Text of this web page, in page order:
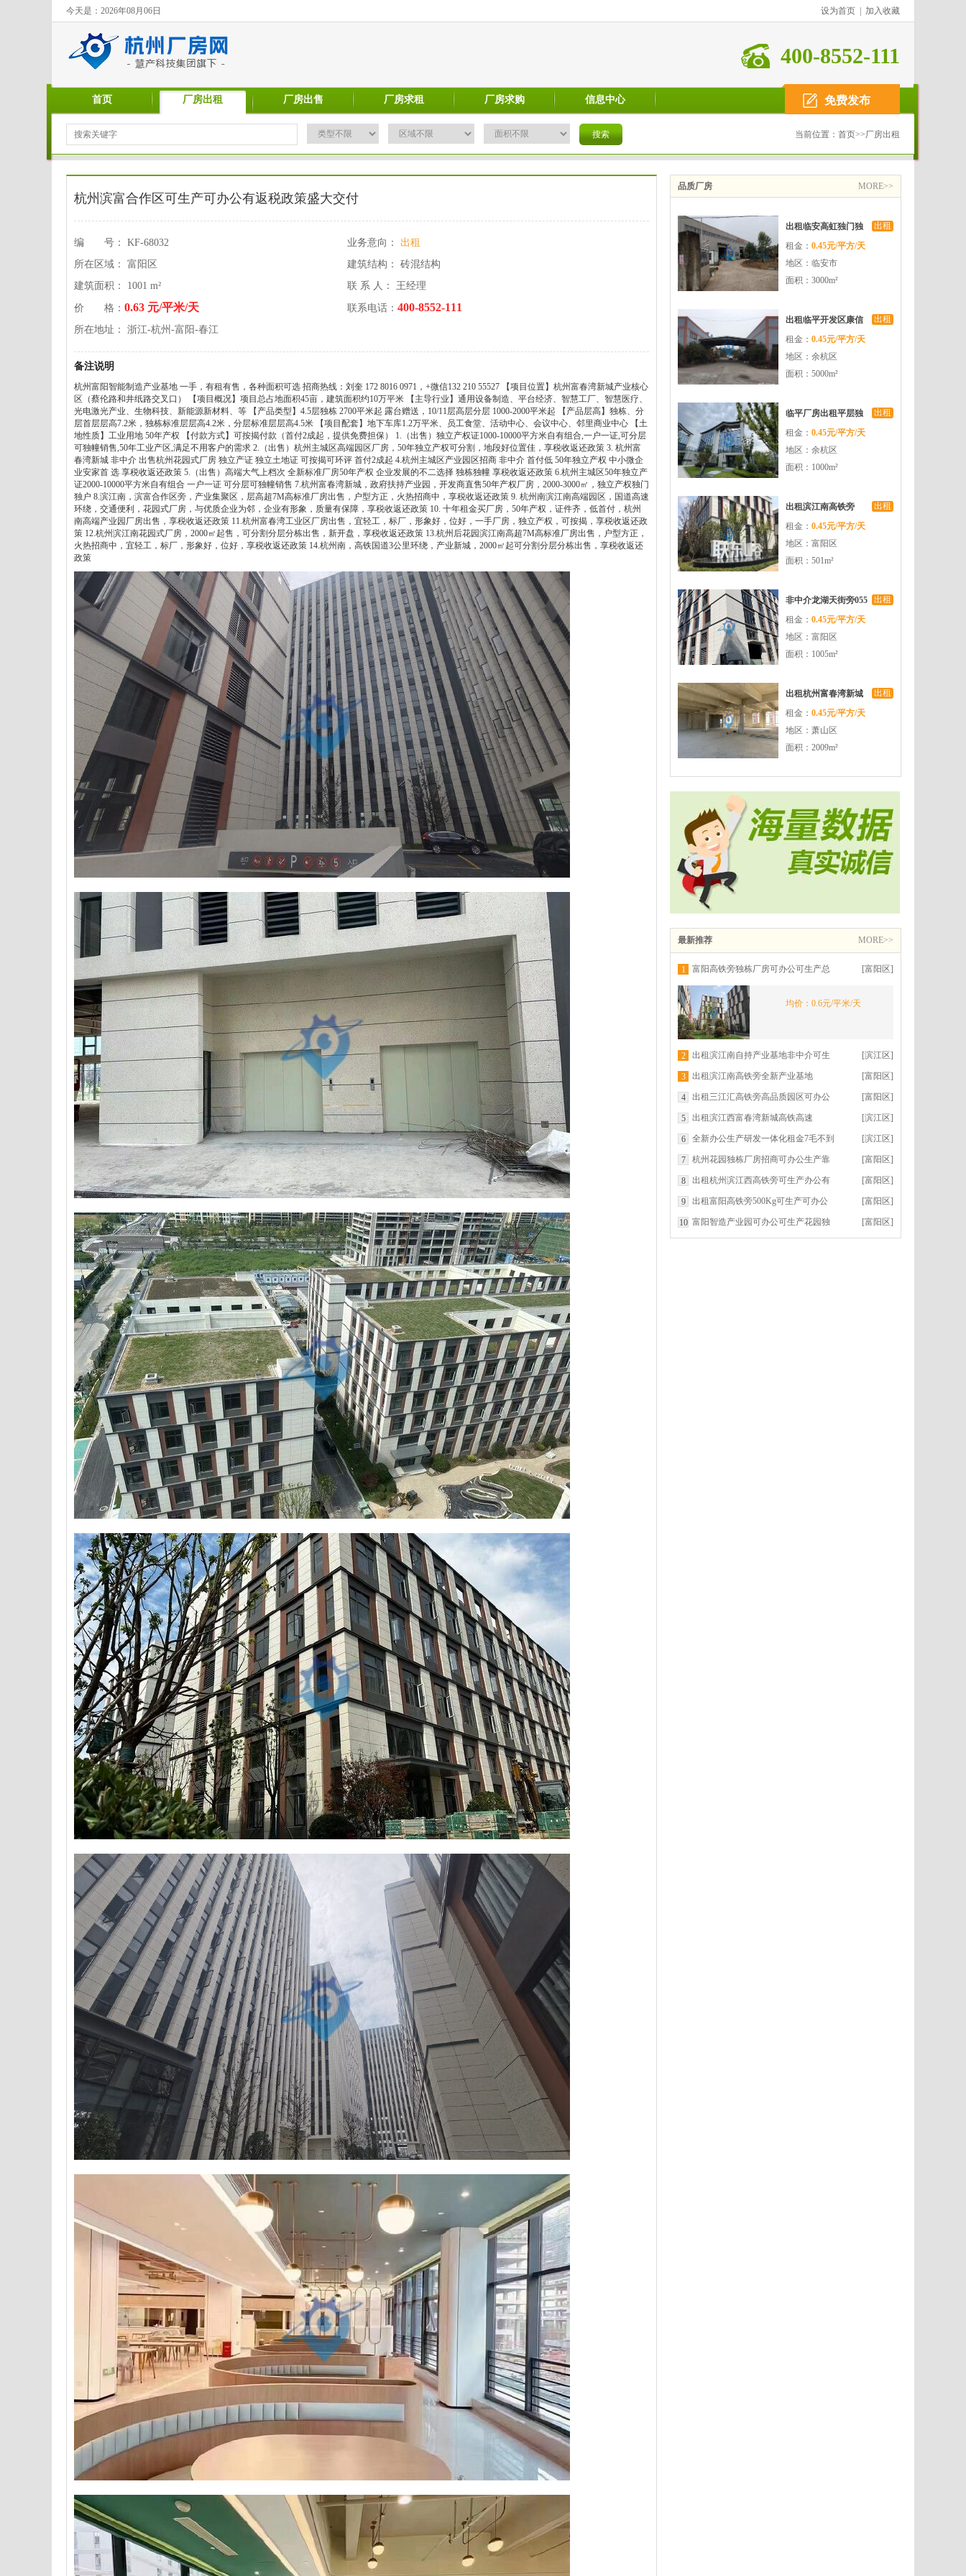
今天是：2026年08月06日 设为首页 加入收藏
400-8552-111
首页 厂房出租 厂房出售 厂房求租 厂房求购 信息中心 免费发布
当前位置： 首页>>厂房出租
杭州滨富合作区可生产可办公有返税政策盛大交付
编 号： KF-68032 业务意向： 出租
所在区域： 富阳区
建筑结构： 砖混结构
建筑面积： 1001 m²
联 系 人： 王经理
价 格： 0.63 元/平米/天 联系电话： 400-8552-111
所在地址： 浙江-杭州-富阳-春江
备注说明
杭州富阳智能制造产业基地 一手，有租有售，各种面积可选 招商热线：刘奎 172 8016 0971，+微信132 210 55527 【项目位置】杭州富春湾新城产业核心
区（蔡伦路和井纸路交叉口） 【项目概况】项目总占地面积45亩，建筑面积约10万平米 【主导行业】通用设备制造、平台经济、智慧工厂、智慧医疗、
光电激光产业、生物科技、新能源新材料、等 【产品类型】4.5层独栋 2700平米起 露台赠送，10/11层高层分层 1000-2000平米起 【产品层高】独栋、分
层首层层高7.2米，独栋标准层层高4.2米，分层标准层层高4.5米 【项目配套】地下车库1.2万平米、员工食堂、活动中心、会议中心、邻里商业中心 【土
地性质】工业用地 50年产权 【付款方式】可按揭付款（首付2成起，提供免费担保） 1.（出售）独立产权证1000-10000平方米自有组合,一户一证,可分层
可独幢销售,50年工业产区,满足不用客户的需求 2.（出售）杭州主城区高端园区厂房，50年独立产权可分割，地段好位置佳，享税收返还政策 3. 杭州富
春湾新城 非中介 出售杭州花园式厂房 独立产证 独立土地证 可按揭可环评 首付2成起 4.杭州主城区产业园区招商 非中介 首付低 50年独立产权 中小微企
业安家首 选 享税收返还政策 5.（出售）高端大气上档次 全新标准厂房50年产权 企业发展的不二选择 独栋独幢 享税收返还政策 6.杭州主城区50年独立产
证2000-10000平方米自有组合 一户一证 可分层可独幢销售 7.杭州富春湾新城，政府扶持产业园，开发商直售50年产权厂房，2000-3000㎡，独立产权独门
独户 8.滨江南，滨富合作区旁，产业集聚区，层高超7M高标准厂房出售，户型方正，火热招商中，享税收返还政策 9. 杭州南滨江南高端园区，国道高速
环绕，交通便利，花园式厂房，与优质企业为邻，企业有形象，质量有保障，享税收返还政策 10. 十年租金买厂房，50年产权，证件齐，低首付，杭州
南高端产业园厂房出售，享税收返还政策 11.杭州富春湾工业区厂房出售，宜轻工，标厂，形象好，位好，一手厂房，独立产权，可按揭，享税收返还政
策 12.杭州滨江南花园式厂房，2000㎡起售，可分割分层分栋出售，新开盘，享税收返还政策 13.杭州后花园滨江南高超7M高标准厂房出售，户型方正，
火热招商中，宜轻工，标厂，形象好，位好，享税收返还政策 14.杭州南，高铁国道3公里环绕，产业新城，2000㎡起可分割分层分栋出售，享税收返还
政策
品质厂房 MORE>>
出租临安高虹独门独
院3000方单层厂房
出租
租金： 0.45元/平方/天
地区：临安市
面积：3000m²
出租临平开发区康信
路1楼5000方层高8米
带月台
出租
租金： 0.45元/平方/天
地区：余杭区
面积：5000m²
临平厂房出租平层独
栋多种可选共享会议
室园区配套齐全
出租
租金： 0.45元/平方/天
地区：余杭区
面积：1000m²
出租滨江南高铁旁
500kg承重可生产可办
公月1万不到返税
出租
租金： 0.45元/平方/天
地区：富阳区
面积：501m²
非中介龙湖天街旁055
块天政府补贴的园区
确实不多
出租
租金： 0.45元/平方/天
地区：富阳区
面积：1005m²
出租杭州富春湾新城
高铁旁品质园区可生
产可办公有返税政策
出租
租金： 0.45元/平方/天
地区：萧山区
面积：2009m²
最新推荐 MORE>>
1 富阳高铁旁独栋厂房可办公可生产总
部经济集聚区龙湖天街旁
[富阳区]
均价：0.6元/平米/天
2 出租滨江南自持产业基地非中介可生
产可办公即将盛大交付
[滨江区]
3 出租滨江南高铁旁全新产业基地
500Kg承重可生产办公返税优惠
[富阳区]
4 出租三江汇高铁旁高品质园区可办公
总部展示生产有返税
[富阳区]
5 出租滨江西富春湾新城高铁高速 [滨江区]
6 全新办公生产研发一体化租金7毛不到
享返税政策配套齐全
[滨江区]
7 杭州花园独栋厂房招商可办公生产靠
近滨江总价低返税政策
[富阳区]
8 出租杭州滨江西高铁旁可生产办公有
返税园区直租非中介
[富阳区]
9 出租富阳高铁旁500Kg可生产可办公
交通便利配套齐全
[富阳区]
10 富阳智造产业园可办公可生产花园独 [富阳区]